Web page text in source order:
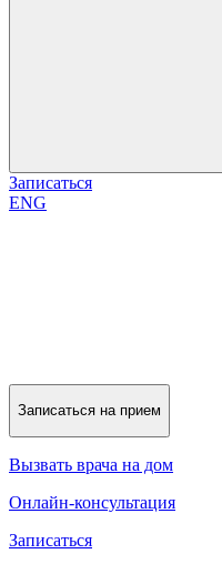
Записаться
ENG
Записаться на прием
Вызвать врача на дом
Онлайн-консультация
Записаться